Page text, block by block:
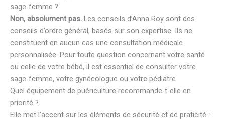
sage-femme ?
Non, absolument pas. Les conseils d’Anna Roy sont des
conseils d’ordre général, basés sur son expertise. Ils ne
constituent en aucun cas une consultation médicale
personnalisée. Pour toute question concernant votre santé
ou celle de votre bébé, il est essentiel de consulter votre
sage-femme, votre gynécologue ou votre pédiatre.
Quel équipement de puériculture recommande-t-elle en
priorité ?
Elle met l’accent sur les éléments de sécurité et de praticité :